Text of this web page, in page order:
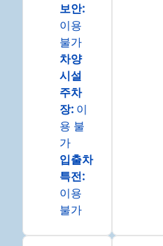
보안:
이용
불가
차양
시설
주차
장: 이
용 불
가
입출차
특전:
이용
불가